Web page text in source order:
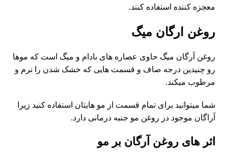
معجزه کننده استفاده کنند.
روغن ارگان میگ
روغن آرگان میگ حاوی عصاره های بادام و میگ است که موها
رو چنیدین درجه صاف و قسمت هایی که خشک شدن را نرم و
مرطوب میکند.
شما میتوانید برای تمام قسمت از مو هایتان استفاده کنید زیرا
آراگان موجود در روغن مو جنبه درمانی دارد.
اثر های روغن آرگان بر مو